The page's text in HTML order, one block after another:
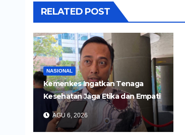
RELATED POST
NASIONAL
Kemenkes Ingatkan Tenaga
Kesehatan Jaga Etika dan Empati
di Media Sosial
AGU 6, 2026